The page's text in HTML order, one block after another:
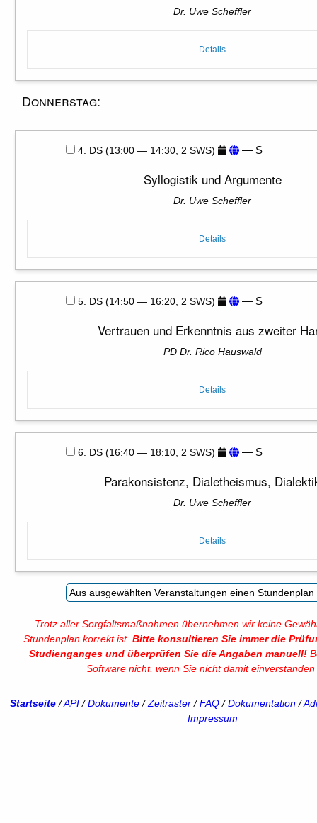
Dr. Uwe Scheffler
Details
Donnerstag:
4. DS (13:00 — 14:30, 2 SWS) — S
Syllogistik und Argumente
Dr. Uwe Scheffler
Details
5. DS (14:50 — 16:20, 2 SWS) — S
Vertrauen und Erkenntnis aus zweiter
PD Dr. Rico Hauswald
Details
6. DS (16:40 — 18:10, 2 SWS) — S
Parakonsistenz, Dialetheismus,
Dr. Uwe Scheffler
Details
Trotz aller Sorgfaltsmaßnahmen übernehmen wir keine
Stundenplan korrekt ist. Bitte konsultieren Sie immer die
Studienganges und überprüfen Sie die Angaben manuell!
Software nicht, wenn Sie nicht damit einverstanden
Startseite/API/Dokumente/Zeitraster/FAQ/Dokumentation/
Impressum